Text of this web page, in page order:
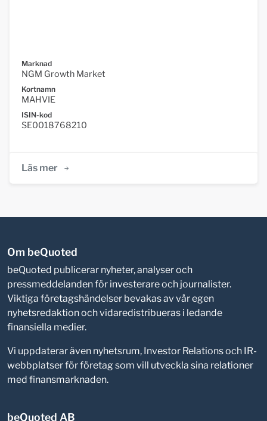
Marknad
NGM Growth Market
Kortnamn
MAHVIE
ISIN-kod
SE0018768210
Läs mer
Om beQuoted
beQuoted publicerar nyheter, analyser och
pressmeddelanden för investerare och journalister.
Viktiga företagshändelser bevakas av vår egen
nyhetsredaktion och vidaredistribueras i ledande
finansiella medier.
Vi uppdaterar även nyhetsrum, Investor Relations och IR-
webbplatser för företag som vill utveckla sina relationer
med finansmarknaden.
beQuoted AB